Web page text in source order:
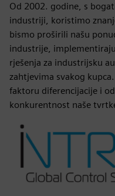
Od 2002. godine, s
industriji, koristimo
bismo proširili našu
industrije,
rješenja za industrijsku
zahtjevima svakog
faktoru diferencijacije i
konkurentnost naše